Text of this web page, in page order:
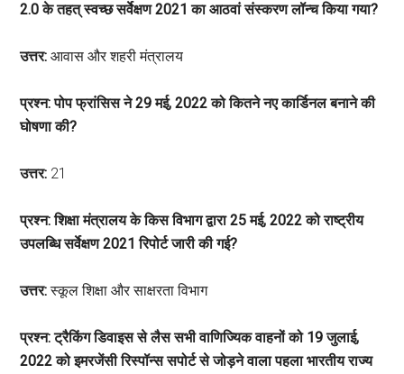
2.0 के तहत् स्वच्छ सर्वेक्षण 2021 का आठवां संस्करण लॉन्च किया गया?
उत्तर: आवास और शहरी मंत्रालय
प्रश्न: पोप फ्रांसिस ने 29 मई, 2022 को कितने नए कार्डिनल बनाने की
घोषणा की?
उत्तर: 21
प्रश्न: शिक्षा मंत्रालय के किस विभाग द्वारा 25 मई, 2022 को राष्ट्रीय
उपलब्धि सर्वेक्षण 2021 रिपोर्ट जारी की गई?
उत्तर:स्कूल शिक्षा और साक्षरता विभाग
प्रश्न: ट्रैकिंग डिवाइस से लैस सभी वाणिज्यिक वाहनों को 19 जुलाई,
2022 को इमरजेंसी रिस्पॉन्स सपोर्ट से जोड़ने वाला पहला भारतीय राज्य